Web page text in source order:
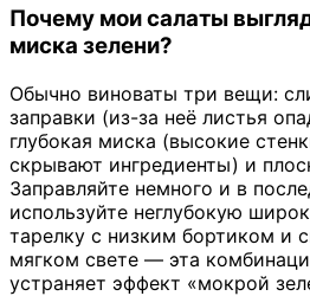
Почему мои салаты
миска зелени?
Обычно виноваты три вещи:
заправки (из-за неё листья
глубокая миска (высокие
скрывают ингредиенты) и
Заправляйте немного и в
используйте неглубокую
тарелку с низким бортиком и
мягком свете — эта
устраняет эффект «мокрой